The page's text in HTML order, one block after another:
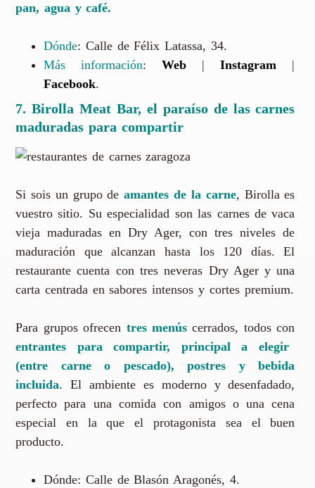
pan, agua y café.
Dónde: Calle de Félix Latassa, 34.
Más información:Web |Instagram |
Facebook.
7. Birolla Meat Bar, el paraíso de las carnes
maduradas para compartir
Si sois un grupo deamantes de la carne, Birolla es
vuestro sitio. Su especialidad son las carnes de vaca
vieja maduradas en Dry Ager, con tres niveles de
maduración que alcanzan hasta los 120 días. El
restaurante cuenta con tres neveras Dry Ager y una
carta centrada en sabores intensos y cortes premium.
Para grupos ofrecen tres menús cerrados, todos con
entrantes para compartir, principal a elegir
(entre carne o pescado), postres y bebida
incluida. El ambiente es moderno y desenfadado,
perfecto para una comida con amigos o una cena
especial en la que el protagonista sea el buen
producto.
Dónde: Calle de Blasón Aragonés, 4.